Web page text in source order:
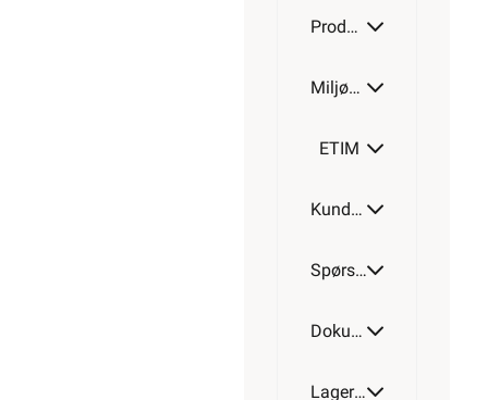
Produktdetaljer
Miljøparametere
ETIM
Kundeomtale
Spørsmål og svar
Dokumentasjon
Lagerstatus